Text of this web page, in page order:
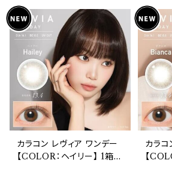
コンタクト
ハーフ
含水
カラコン レヴィア ワンデー
【COLOR：ヘイリー】 1箱1
カラコ
【